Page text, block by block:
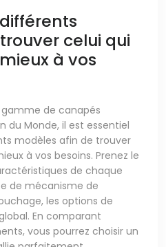
celui qui
à vos
gamme de canapés
du Monde, il est essentiel
modèles afin de trouver
à vos besoins. Prenez le
de chaque
de mécanisme de
les options de
En comparant
vous pourrez choisir un